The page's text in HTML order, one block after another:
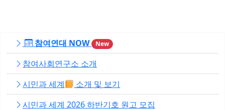
참여연대 NOW New
참여사회연구소 소개
시민과 세계
소개 및 보기
시민과 세계 2026 하반기호 원고 모집